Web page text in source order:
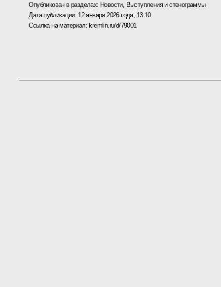
Опубликован в разделах: Новости, Выступления и стенограммы
Дата публикации: 12 января 2026 года, 13:10
Ссылка на материал: kremlin.ru/d/79001